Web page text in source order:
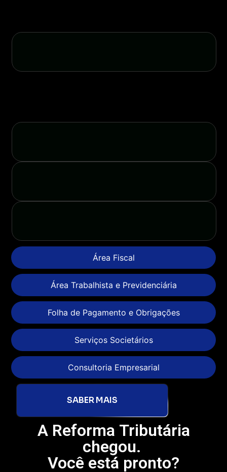
Área Fiscal
Área Trabalhista e Previdenciária
Folha de Pagamento e Obrigações
Serviços Societários
Consultoria Empresarial
SABER MAIS
A Reforma Tributária
chegou.
Você está pronto?